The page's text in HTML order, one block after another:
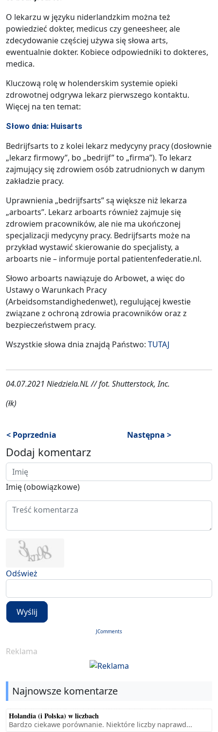
O lekarzu w języku niderlandzkim można też
powiedzieć dokter, medicus czy geneesheer, ale
zdecydowanie częściej używa się słowa arts,
ewentualnie dokter. Kobiece odpowiedniki to dokteres,
medica.
Kluczową rolę w holenderskim systemie opieki
zdrowotnej odgrywa lekarz pierwszego kontaktu.
Więcej na ten temat:
Słowo dnia: Huisarts
Bedrijfsarts to z kolei lekarz medycyny pracy (dosłownie
„lekarz firmowy”, bo „bedrijf” to „firma”). To lekarz
zajmujący się zdrowiem osób zatrudnionych w danym
zakładzie pracy.
Uprawnienia „bedrijfsarts” są większe niż lekarza
„arboarts”. Lekarz arboarts również zajmuje się
zdrowiem pracowników, ale nie ma ukończonej
specjalizacji medycyny pracy. Bedrijfsarts może na
przykład wystawić skierowanie do specjalisty, a
arboarts nie – informuje portal patientenfederatie.nl.
Słowo arboarts nawiązuje do Arbowet, a więc do
Ustawy o Warunkach Pracy
(Arbeidsomstandighedenwet), regulującej kwestie
związane z ochroną zdrowia pracowników oraz z
bezpieczeństwem pracy.
Wszystkie słowa dnia znajdą Państwo: TUTAJ
04.07.2021 Niedziela.NL // fot. Shutterstock, Inc.
(łk)
< Poprzednia Następna >
Dodaj komentarz
Imię (obowiązkowe)
Odśwież
Wyślij
JComments
Reklama
Najnowsze komentarze
Holandia (i Polska) w liczbach
Bardzo ciekawe porównanie. Niektóre liczby naprawd...